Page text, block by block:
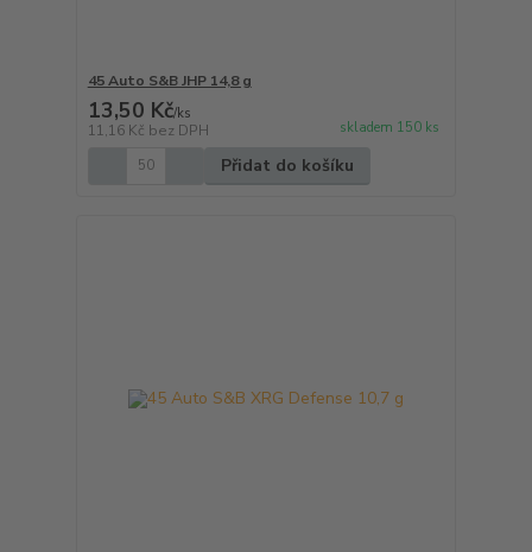
45 Auto S&B JHP 14,8 g
13,50 Kč/ks
11,16 Kč bez DPH skladem 150 ks
Přidat do košíku